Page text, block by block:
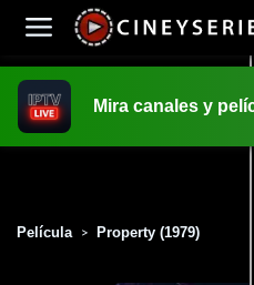
Mira canales y
Película > Property (1979)